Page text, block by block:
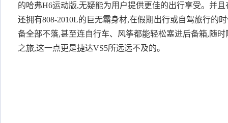
的哈弗H6运动版,无疑能为用户提供更佳的出行享受。并
还拥有808-2010L的巨无霸身材,在假期出行或自驾旅行的
备全部不落,甚至连自行车、风筝都能轻松塞进后备箱,随
之旅,这一点更是捷达VS5所远远不及的。